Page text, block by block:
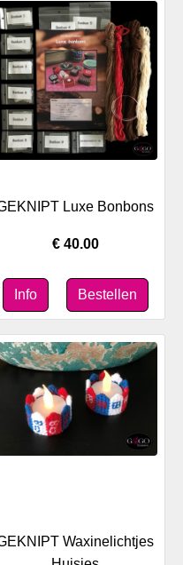
Luxe Bonbons
€ 40.00
Waxinelichtjes